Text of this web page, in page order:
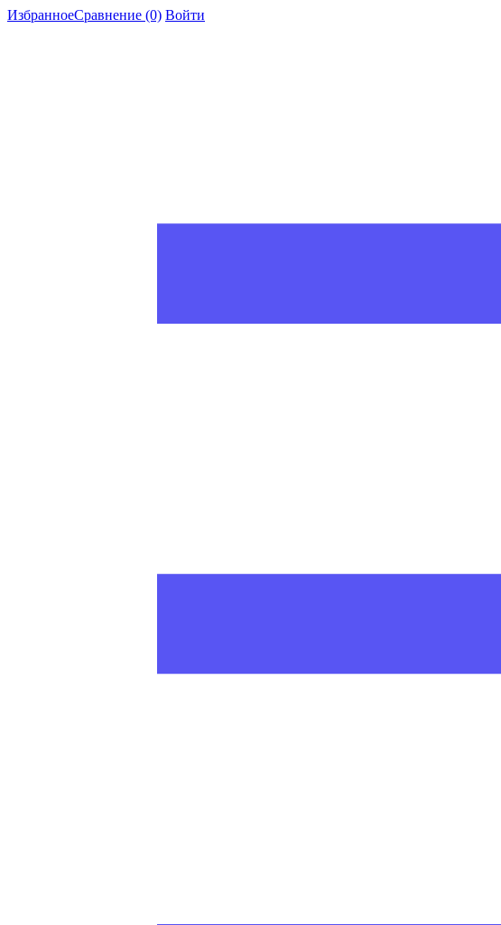
ИзбранноеСравнение (0) Войти